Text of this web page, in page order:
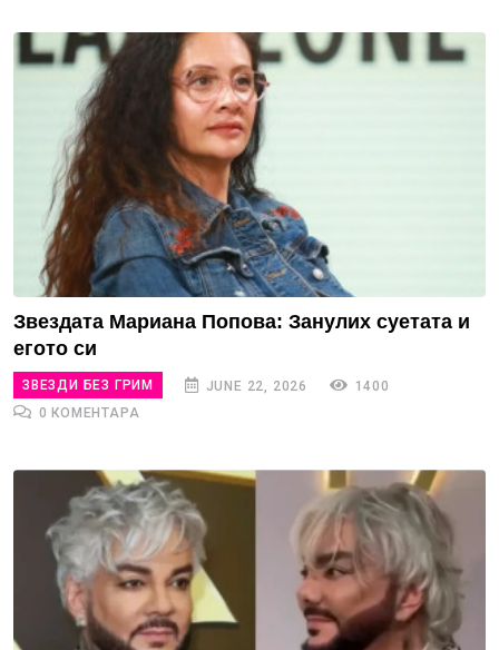
Звездата Мариана Попова: Занулих суетата и
егото си
ЗВЕЗДИ БЕЗ ГРИМ JUNE 22, 2026
1400
0 КОМЕНТАРА